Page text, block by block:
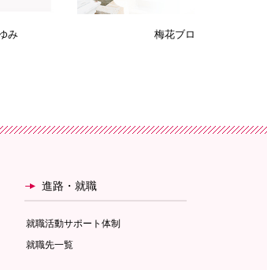
進路・就職
就職活動サポート体制
就職先一覧